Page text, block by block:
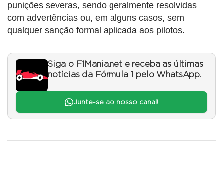
punições severas, sendo geralmente resolvidas
com advertências ou, em alguns casos, sem
qualquer sanção formal aplicada aos pilotos.
Siga o F1Mania.net e receba as últimas
notícias da Fórmula 1 pelo WhatsApp.
Junte-se ao nosso canal!